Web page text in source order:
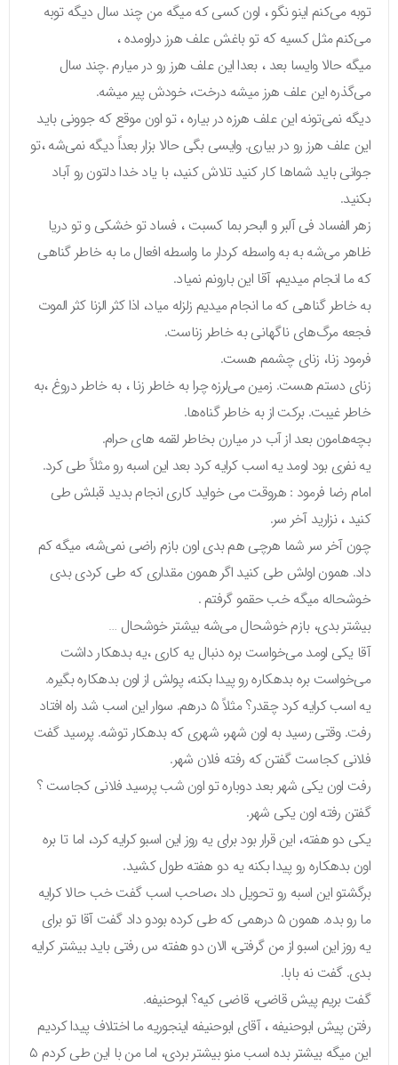
توبه می‌کنم اینو نگو ، اون کسی که میگه من چند سال دیگه توبه
می‌کنم مثل کسیه که تو باغش علف هرز دراومده ،
میگه حالا وایسا بعد ، بعدا این علف هرز رو در میارم .چند سال
می‌گذره این علف هرز میشه درخت، خودش پیر میشه.
دیگه نمی‌تونه این علف هرزه در بیاره ، تو اون موقع که جوونی باید
این علف هرز رو در بیاری. وایسی بگی حالا بزار بعداً دیگه نمی‌شه ،تو
جوانی باید شماها کار کنید تلاش کنید، با یاد خدا دلتون رو آباد
بکنید.
زهر الفساد فی آلبر و البحر بما کسبت ، فساد تو خشکی و تو دریا
ظاهر می‌شه به به واسطه کردار ما واسطه افعال ما به خاطر گناهی
که ما انجام میدیم، آقا این بارونم نمیاد.
به خاطر گناهی که ما انجام میدیم زلزله میاد، اذا کثر الزنا کثر الموت
فجعه مرگ‌های ناگهانی به خاطر زناست.
فرمود زنا، زنای چشمم هست.
زنای دستم هست. زمین می‌لرزه چرا به خاطر زنا ، به خاطر دروغ ،به
خاطر غیبت. برکت از به خاطر گناه‌ها.
بچه‌هامون بعد از آب در میارن بخاطر لقمه های حرام.
یه نفری بود اومد یه اسب کرایه کرد بعد این اسبه رو مثلاً طی کرد.
امام رضا فرمود : هروقت می خواید کاری انجام بدید قبلش طی
کنید ، نزارید آخر سر.
چون آخر سر شما هرچی هم بدی اون بازم راضی نمی‌شه، میگه کم
داد. همون اولش طی کنید اگر همون مقداری که طی کردی بدی
خوشحاله میگه خب حقمو گرفتم .
بیشتر بدی، بازم خوشحال می‌شه بیشتر خوشحال …
آقا یکی اومد می‌خواست بره دنبال یه کاری ،یه بدهکار داشت
می‌خواست بره بدهکاره رو پیدا بکنه، پولش از اون بدهکاره بگیره.
یه اسب کرایه کرد چقدر؟ مثلاً ۵ درهم. سوار این اسب شد راه افتاد
رفت. وقتی رسید به اون شهر، شهری که بدهکار توشه. پرسید گفت
فلانی کجاست گفتن که رفته فلان شهر.
رفت اون یکی شهر بعد دوباره تو اون شب پرسید فلانی کجاست ؟
گفتن رفته اون یکی شهر.
یکی دو هفته، این قرار بود برای یه روز این اسبو کرایه کرد، اما تا بره
اون بدهکاره رو پیدا بکنه یه دو هفته طول کشید.
برگشتو این اسبه رو تحویل داد ،صاحب اسب گفت خب حالا کرایه
ما رو بده. همون ۵ درهمی که طی کرده بودو داد گفت آقا تو برای
یه روز این اسبو از من گرفتی، الان دو هفته س رفتی باید بیشتر کرایه
بدی. گفت نه بابا.
گفت بریم پیش قاضی، قاضی کیه؟ ابوحنیفه.
رفتن پیش ابوحنیفه ، آقای ابوحنیفه اینجوریه ما اختلاف پیدا کردیم
این میگه بیشتر بده اسب منو بیشتر بردی، اما من با این طی کردم ۵